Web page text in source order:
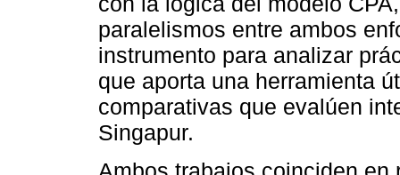
paralelismos entre ambos
instrumento para analizar
que aporta una herramienta
comparativas que evalúen
Singapur.